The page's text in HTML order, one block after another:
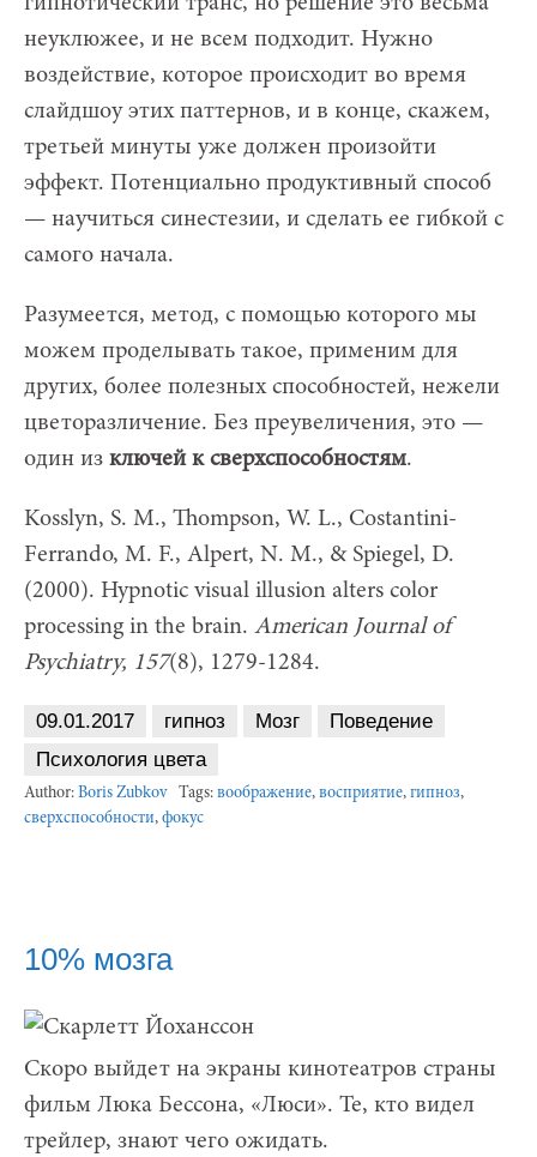
неуклюжее, и не всем подходит. Нужно
воздействие, которое происходит во время
слайдшоу этих паттернов, и в конце, скажем,
третьей минуты уже должен произойти
эффект. Потенциально продуктивный способ
— научиться синестезии, и сделать ее гибкой с
самого начала.
Разумеется, метод, с помощью которого мы
можем проделывать такое, применим для
других, более полезных способностей, нежели
цветоразличение. Без преувеличения, это —
один из ключей к сверхспособностям.
Kosslyn, S. M., Thompson, W. L., Costantini-
Ferrando, M. F., Alpert, N. M., & Spiegel, D.
(2000). Hypnotic visual illusion alters color
processing in the brain. American Journal of
Psychiatry, 157(8), 1279-1284.
09.01.2017 гипноз Мозг
Поведение
Психология цвета
Author: Boris Zubkov Tags: воображение, восприятие, гипноз,
сверхспособности, фокус
10% мозга
Скоро выйдет на экраны кинотеатров страны
фильм Люка Бессона, «Люси». Те, кто видел
трейлер, знают чего ожидать.